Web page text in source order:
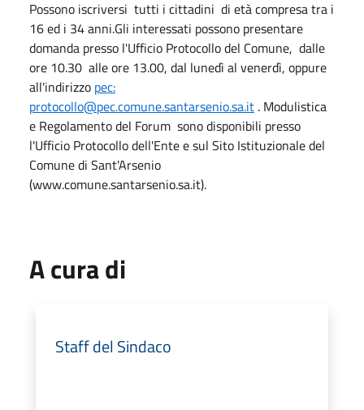
Possono iscriversi tutti i cittadini di età compresa tra i
16 ed i 34 anni.Gli interessati possono presentare
domanda presso l'Ufficio Protocollo del Comune, dalle
ore 10.30 alle ore 13.00, dal lunedì al venerdì, oppure
all'indirizzo pec:
protocollo@pec.comune.santarsenio.sa.it . Modulistica
e Regolamento del Forum sono disponibili presso
l'Ufficio Protocollo dell'Ente e sul Sito Istituzionale del
Comune di Sant'Arsenio
(www.comune.santarsenio.sa.it).
A cura di
Staff del Sindaco